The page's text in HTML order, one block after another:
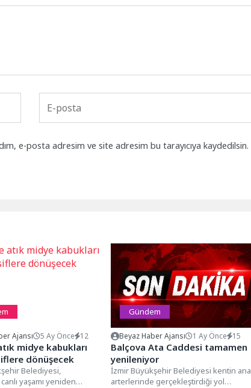
e-posta adresim ve site adresim bu tarayıcıya kaydedilsin.
Ajansı 5 Ay Önce 12
midye kabukları
dönüşecek
Belediyesi,
yaşamı yeniden
Gündem
Beyaz Haber Ajansı 1 Ay Önce 15
Balçova Ata Caddesi tamamen
yenileniyor
İzmir Büyükşehir Belediyesi kentin ana
arterlerinde gerçekleştirdiği yol